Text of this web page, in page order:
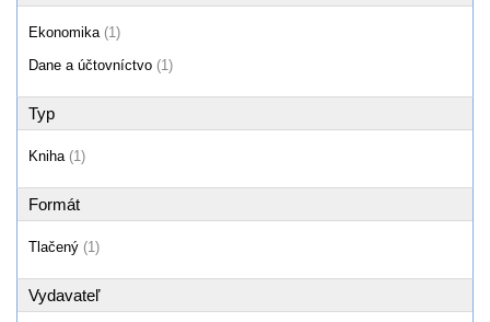
Ekonomika (1)
Dane a účtovníctvo (1)
Typ
Kniha (1)
Formát
Tlačený (1)
Vydavateľ